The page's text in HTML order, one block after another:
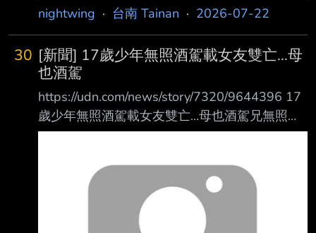
nightwing · 台南 Tainan · 2026-07-22
30 [新聞] 17歲少年無照酒駕載女友雙亡...母
也酒駕
https://udn.com/news/story/7320/9644396 17
歲少年無照酒駕載女友雙亡...母也酒駕兄無照均
亡 父悲：什麼都沒了 2026-07-22 17:00 聯合
年昨天凌晨酒後無照騎車載著17歲王姓少女要去
安平海邊卻自撞路樹，兩人傷 重不治；劉的父
親今天指出，劉的哥哥去年也是17歲因無照騎車